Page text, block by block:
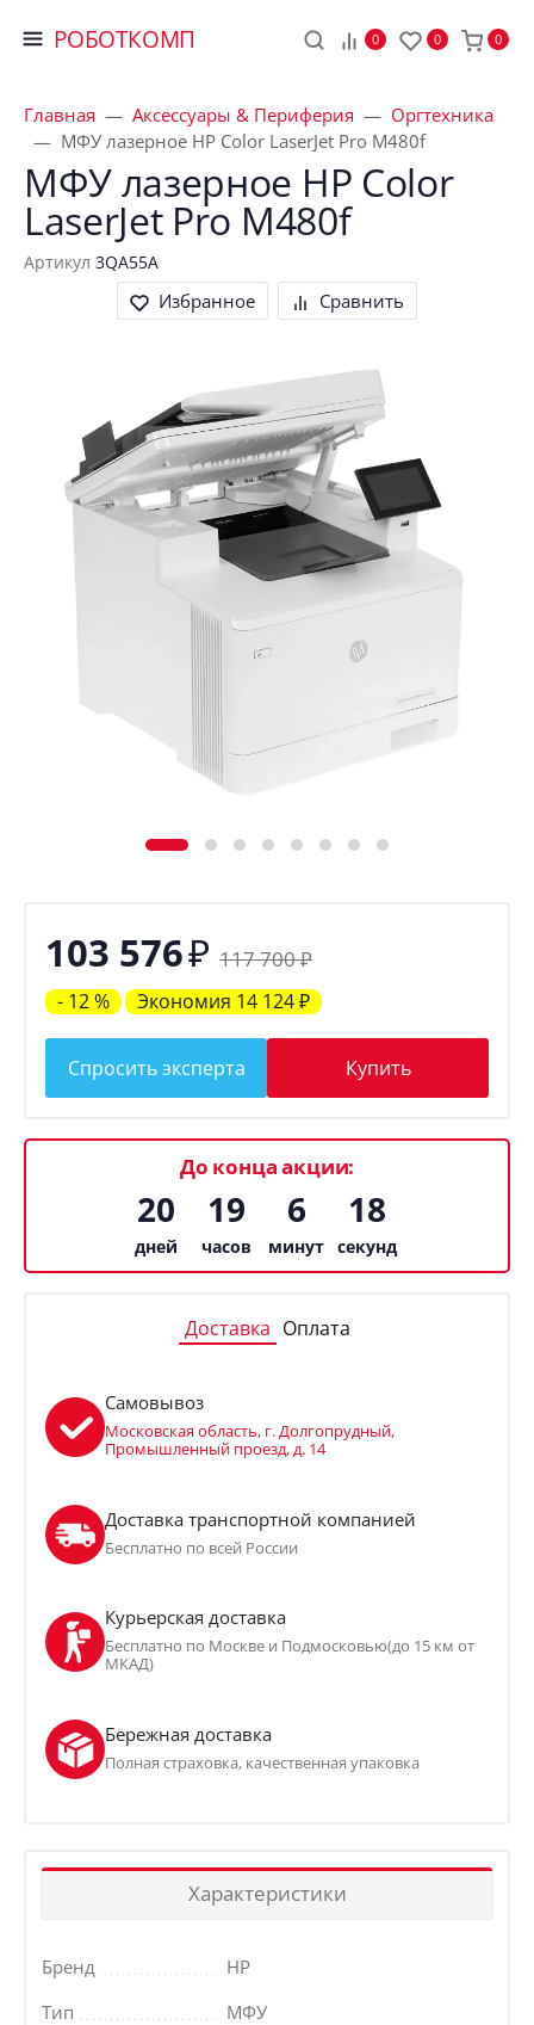
РОБОТКОМП 0 0 0
Главная Аксессуары & Периферия
Оргтехника
МФУ лазерное HP Color LaserJet Pro M480f
МФУ лазерное HP Color
LaserJet Pro M480f
Артикул 3QA55A
Избранное Сравнить
103 576₽ 117 700₽
- 12 % Экономия 14 124₽
Спросить эксперта Купить
До конца акции:
20
дней
19
часов
6
минут
18
секунд
Доставка Оплата
Самовывоз
Московская область, г. Долгопрудный,
Промышленный проезд, д. 14
Доставка транспортной компанией
Бесплатно по всей России
Курьерская доставка
Бесплатно по Москве и Подмосковью(до 15 км от
МКАД)
Бережная доставка
Полная страховка, качественная упаковка
Характеристики
Бренд
HP
Тип
МФУ